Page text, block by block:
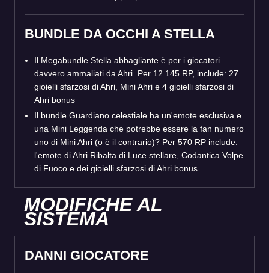
BUNDLE DA OCCHI A STELLA
Il Megabundle Stella abbagliante è per i giocatori
davvero ammaliati da Ahri. Per 12.145 RP, include: 27
gioielli sfarzosi di Ahri, Mini Ahri e 4 gioielli sfarzosi di
Ahri bonus
Il bundle Guardiano celestiale ha un'emote esclusiva e
una Mini Leggenda che potrebbe essere la fan numero
uno di Mini Ahri (o è il contrario)? Per 570 RP include:
l'emote di Ahri Ribalta di Luce stellare, Codantica Volpe
di Fuoco e dei gioielli sfarzosi di Ahri bonus
MODIFICHE AL
SISTEMA
DANNI GIOCATORE